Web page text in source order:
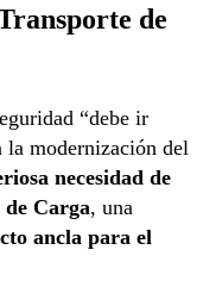
de
“debe ir
la modernización del
necesidad de
Carga, una
ancla para el